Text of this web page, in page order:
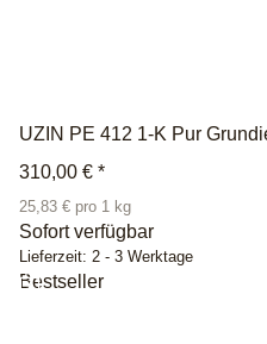
UZIN PE 412 1-K Pur
310,00 € *
25,83 € pro 1 kg
Sofort verfügbar
Lieferzeit: 2 - 3 Werktage
Bestseller